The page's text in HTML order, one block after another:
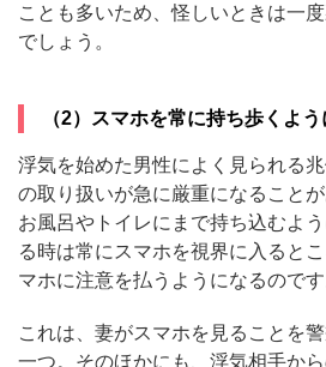
ことも多いため、怪しいときは一
でしょう。
（2）スマホを常に持ち歩くよ
浮気を始めた男性によく見られる
の取り扱いが急に厳重になることが
お風呂やトイレにまで持ち込むよ
る時は常にスマホを視界に入ると
マホに注意を払うようになるのです
これは、妻がスマホを見ることを
一つ。そのほかにも、浮気相手か